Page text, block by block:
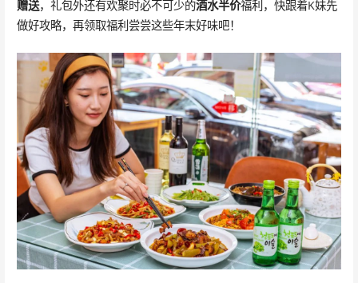
赠送，礼包外还有欢聚时必不可少的酒水半价福利，快跟着K妹先
做好攻略，再领取福利尝尝这些年末好味吧！